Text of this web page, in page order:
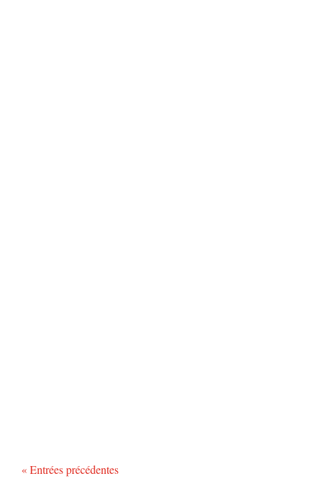
« Entrées précédentes